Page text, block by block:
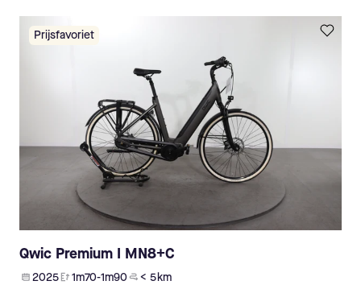
Prijsfavoriet
Qwic Premium I MN8+C
2025 1m70-1m90 < 5 km